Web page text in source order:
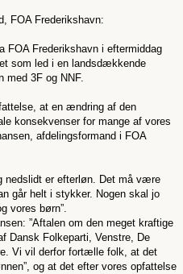
FOA Frederikshavn:
FOA Frederikshavn i eftermiddag
som led i en landsdækkende
med 3F og NNF.
at en ændring af den
konsekvenser for mange af vores
afdelingsformand i FOA
nedslidt er efterløn. Det må være
går helt i stykker. Nogen skal jo
vores børn”.
”Aftalen om den meget kraftige
Dansk Folkeparti, Venstre, De
Vi vil derfor fortælle folk, at det
og at det efter vores opfattelse